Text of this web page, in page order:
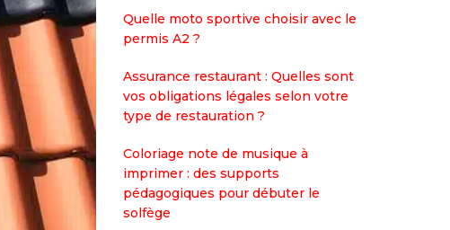
Quelle moto sportive choisir avec le
permis A2 ?
Assurance restaurant : Quelles sont
vos obligations légales selon votre
type de restauration ?
Coloriage note de musique à
imprimer : des supports
pédagogiques pour débuter le
solfège